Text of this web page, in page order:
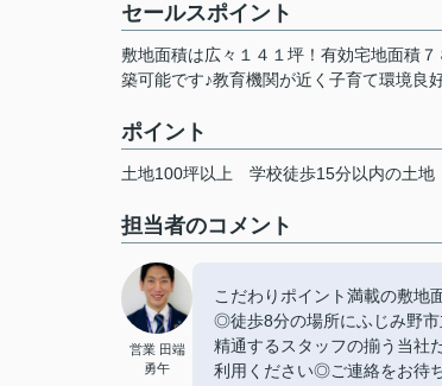
セールスポイント
敷地面積は広々１４１坪！有効宅地面積
築可能です♪教育機関が近く子育て環境良
ポイント
土地100坪以上 学校徒歩15分以内の土地
担当者のコメント
営業 田端
勇午
こだわりポイント満載の敷
◎徒歩8分の場所にふじみ野
精通するスタッフの揃う当社
利用ください◎ご連絡をお待